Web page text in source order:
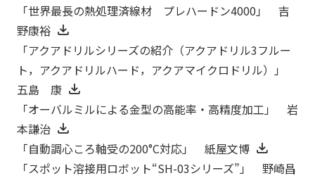
「世界最長の熱処理済線材 プレハードン4000」 吉
野康裕
「アクアドリルシリーズの紹介（アクアドリル3フルー
ト，アクアドリルハード，アクアマイクロドリル）」
五島 康
「オーバルミルによる金型の高能率・高精度加工」 岩
本謙治
「自動調心ころ軸受の200°C対応」 紙屋文博
「スポット溶接用ロボット“SH-03シリーズ”」 野崎昌